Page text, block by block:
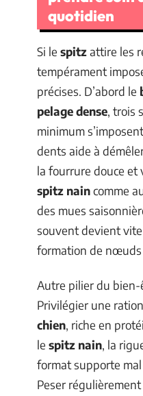
quotidien
Si le spitzattire les
tempérament
précises. D’abord le
pelage dense, trois
minimum
dents aide à
la fourrure douce et
spitz naincomme
des mues
souvent devient
formation de
Autre pilier du bien-
Privilégier une
chien, riche en
le spitz nain, la
format supporte
Peser